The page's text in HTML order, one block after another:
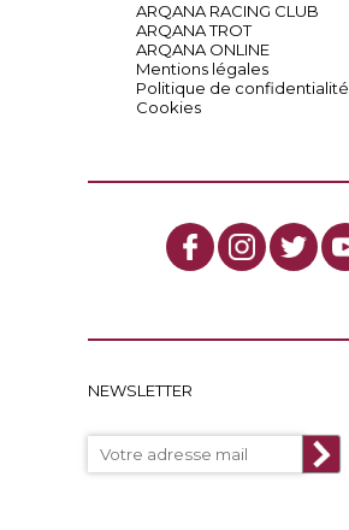
ARQANA RACING CLUB
ARQANA TROT
ARQANA ONLINE
Mentions légales
Politique de confidentialité
Cookies
NEWSLETTER